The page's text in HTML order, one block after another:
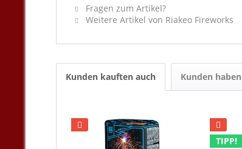
Fragen zum Artikel?
Weitere Artikel von Riakeo Fireworks
Kunden kauften auch Kunden
TIPP!